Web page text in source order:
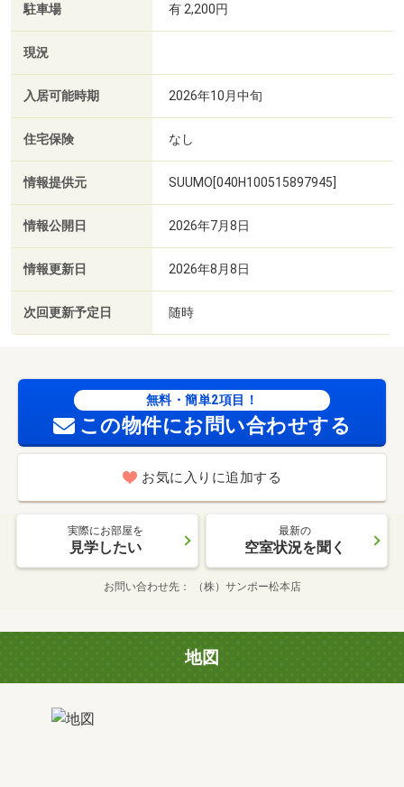
駐車場 有 2,200円
現況
入居可能時期 2026年10月中旬
住宅保険 なし
情報提供元 SUUMO[040H100515897945]
情報公開日 2026年7月8日
情報更新日 2026年8月8日
次回更新予定日 随時
無料・簡単2項目！
この物件にお問い合わせする
お気に入りに追加する
実際にお部屋を
見学したい
最新の
空室状況を聞く
お問い合わせ先 （株）サンポー松本店
地図